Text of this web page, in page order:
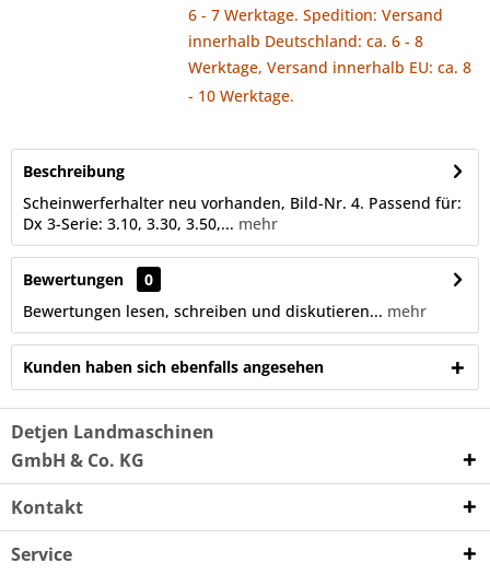
6 - 7 Werktage. Spedition: Versand
innerhalb Deutschland: ca. 6 - 8
Werktage, Versand innerhalb EU: ca. 8
- 10 Werktage.
Beschreibung
Scheinwerferhalter neu vorhanden, Bild-Nr. 4. Passend für:
Dx 3-Serie: 3.10, 3.30, 3.50,... mehr
Bewertungen
0
Bewertungen lesen, schreiben und diskutieren... mehr
Kunden haben sich ebenfalls angesehen
Detjen Landmaschinen
GmbH & Co. KG
Kontakt
Service